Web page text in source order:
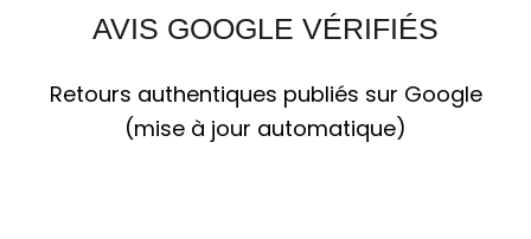
AVIS GOOGLE VÉRIFIÉS
Retours authentiques publiés sur Google
(mise à jour automatique)